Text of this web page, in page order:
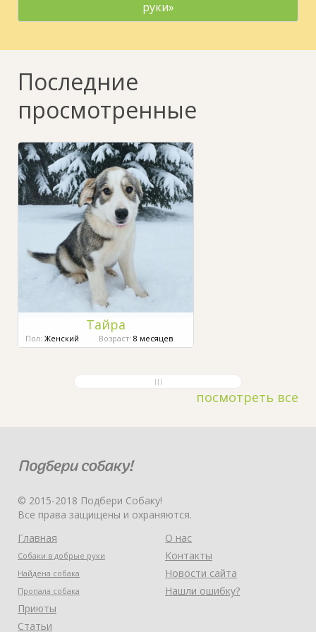
руки»
Последние
просмотренные
Тайра
Пол: Женский Возраст: 8 месяцев
посмотреть все
© 2015-2018 Подбери Собаку!
Все права защищены и охраняются.
Главная
Собаки в добрые руки
Найдена собака
Пропала собака
Приюты
Статьи
О нас
Контакты
Новости сайта
Нашли ошибку?